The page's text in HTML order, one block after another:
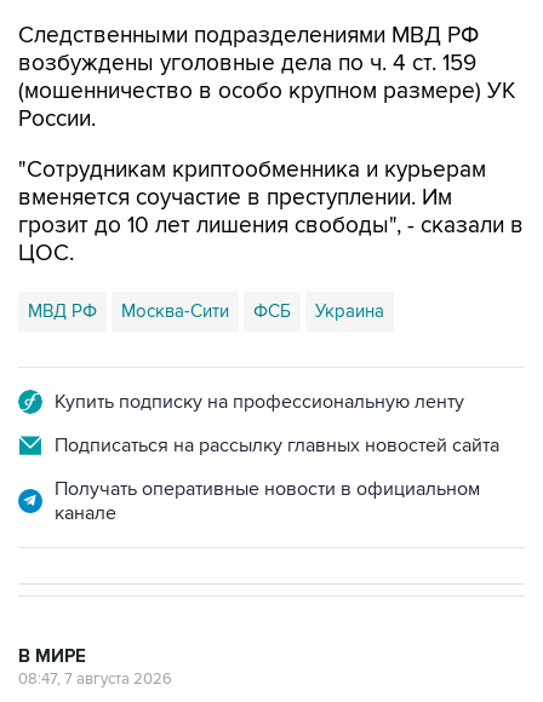
Следственными подразделениями МВД РФ
возбуждены уголовные дела по ч. 4 ст. 159
(мошенничество в особо крупном размере) УК
России.
"Сотрудникам криптообменника и курьерам
вменяется соучастие в преступлении. Им
грозит до 10 лет лишения свободы", - сказали в
ЦОС.
МВД РФ Москва-Сити ФСБ Украина
Купить подписку на профессиональную ленту
Подписаться на рассылку главных новостей сайта
Получать оперативные новости в официальном
канале
В МИРЕ
08:47, 7 августа 2026